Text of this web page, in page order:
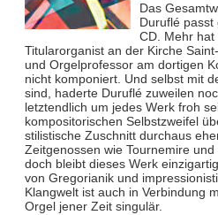
Das
Duruflé
CD. Mehr
Titularorganist an der Kirche
und Orgelprofessor am dortigen
nicht komponiert. Und selbst mit
sind, haderte Duruflé zuweilen
letztendlich um jedes Werk froh
kompositorischen Selbstzweifel
stilistische Zuschnitt durchaus
Zeitgenossen wie Tournemire und
doch bleibt dieses Werk
von Gregorianik und
Klangwelt ist auch in Verbindung
Orgel jener Zeit singulär.